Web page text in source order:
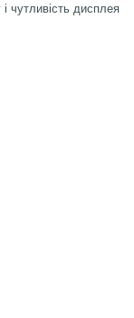
чутливість дисплея